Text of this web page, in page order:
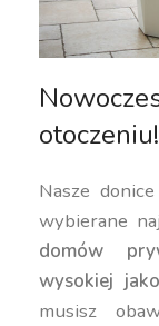
otoczeniu!
Nasze
wybierane
domów
wysokiej
musisz